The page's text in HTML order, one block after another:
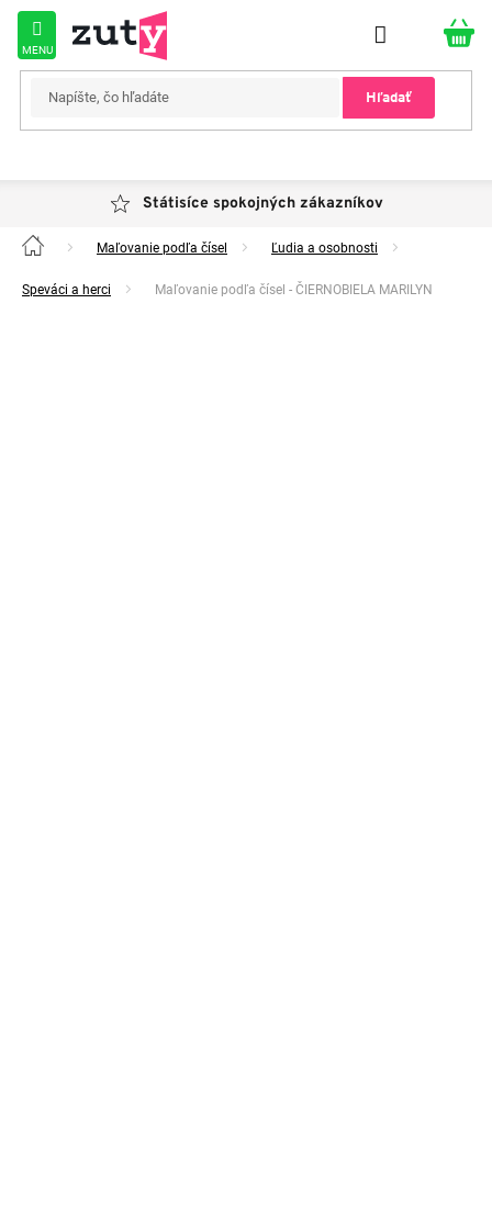
Prejsť
obsah
Hľadať
Státisíce spokojných zákazníkov
Domov Maľovanie podľa čísel Ľudia a osobnosti
Speváci a herci Maľovanie podľa čísel - ČIERNOBIELA MARILYN